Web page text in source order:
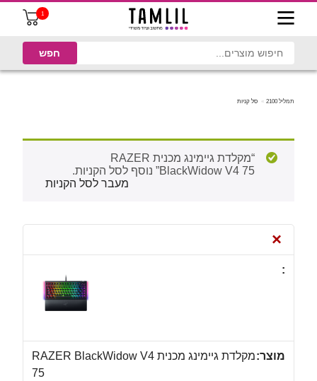
1
תמליל 2100 סל קניות
“מקלדת גיימינג מכנית RAZER
BlackWidow V4 75” נוסף לסל הקניות.
מעבר לסל הקניות
×
מקלדת גיימינג מכנית RAZER BlackWidow V4
75